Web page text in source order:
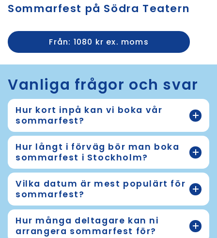
Sommarfest på Södra Teatern
Från: 1080 kr ex. moms
Vanliga frågor och svar
Hur kort inpå kan vi boka vår
sommarfest?
Hur långt i förväg bör man boka
sommarfest i Stockholm?
Vilka datum är mest populärt för
sommarfest?
Hur många deltagare kan ni
arrangera sommarfest för?